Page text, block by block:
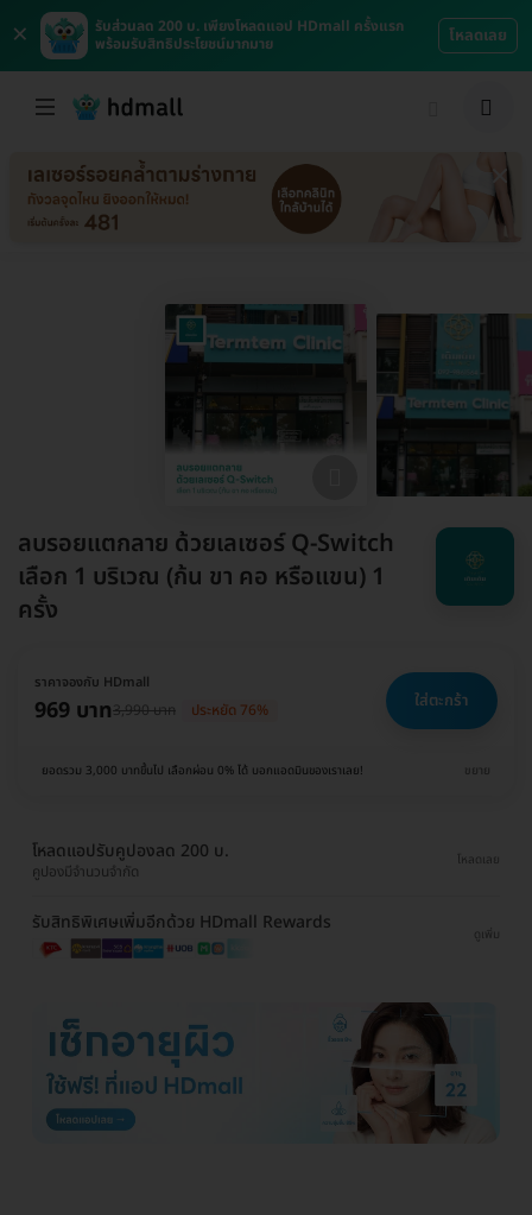
×
รับส่วนลด 200 บ. เพียงโหลดแอป HDmall ครั้งแรก
พร้อมรับสิทธิประโยชน์มากมาย
โหลดเลย
ลบรอยแตกลาย ด้วยเลเซอร์ Q-Switch
เลือก 1 บริเวณ (ก้น ขา คอ หรือแขน) 1
ครั้ง
ราคาจองกับ HDmall
969 บาท3,990 บาท ประหยัด 76% ใส่ตะกร้า
ยอดรวม 3,000 บาทขึ้นไป เลือกผ่อน 0% ได้ บอกแอดมินของเราเลย! ขยาย
โหลดแอปรับคูปองลด 200 บ.
คูปองมีจำนวนจำกัด
โหลดเลย
รับสิทธิพิเศษเพิ่มอีกด้วย HDmall Rewards
ดูเพิ่ม